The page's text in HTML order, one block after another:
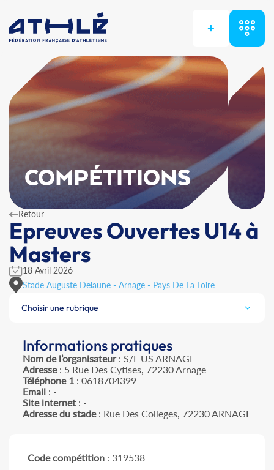
+
COMPÉTITIONS
Retour
Epreuves Ouvertes U14 à
Masters
18 Avril 2026
Stade Auguste Delaune - Arnage - Pays De La Loire
Choisir une rubrique
Informations pratiques
Nom de l’organisateur: S/L US ARNAGE
Adresse: 5 Rue Des Cytises, 72230 Arnage
Téléphone 1 : 0618704399
Email : -
Site internet : -
Adresse du stade: Rue Des Colleges, 72230 ARNAGE
Code compétition : 319538